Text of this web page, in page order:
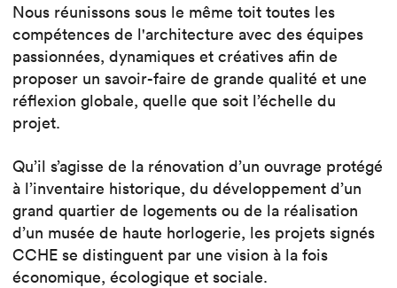
Nous réunissons sous le même toit toutes les
compétences de l'architecture avec des équipes
passionnées, dynamiques et créatives afin de
proposer un savoir-faire de grande qualité et une
réflexion globale, quelle que soit l’échelle du
projet.
Qu’il s’agisse de la rénovation d’un ouvrage protégé
à l’inventaire historique, du développement d’un
grand quartier de logements ou de la réalisation
d’un musée de haute horlogerie, les projets signés
CCHE se distinguent par une vision à la fois
économique, écologique et sociale.